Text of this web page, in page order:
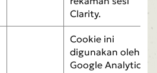
Clarity.
Cookie ini
digunakan oleh
Google Analytics